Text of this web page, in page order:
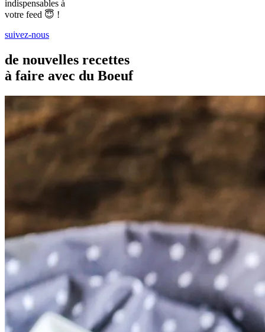
indispensables à
votre feed 😇 !
suivez-nous
de nouvelles recettes
à faire avec du Boeuf